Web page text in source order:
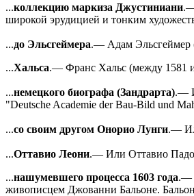
...коллекцию маркиза Джустиниани
широкой эрудицией и тонким
...до Эльсгеймера.— Адам Эльсгеймер
...Хальса.— Франс Хальс (между 1581
...немецкого биографа (Зандрарта).—
"Deutsche Academie der Bau-Bild und
...со своим другом Онорио Лунги.—
...Оттавио Леони.— Или Оттавио
...нашумевшего процесса 1603 года.—
живописцем Джованни Бальоне.